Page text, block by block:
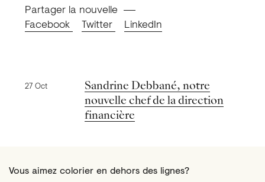
Partager la nouvelle
Facebook
Twitter LinkedIn
Nouvelles précédentes
27 Oct
Sandrine Debbané, notre
nouvelle chef de la direction
financière
Vous aimez colorier en dehors des lignes?